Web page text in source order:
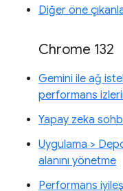
Diğer öne
Chrome 132
Gemini ile ağ
performans
Yapay zeka
Uygulama >
alanını yönetme
Performans